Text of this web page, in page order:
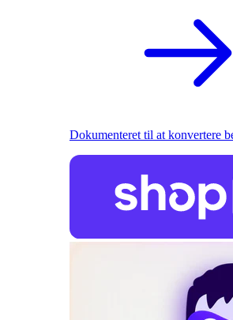
Dokumenteret til at konvertere